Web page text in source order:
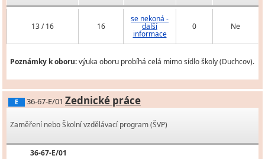
13 / 16 16
se nekoná -
další
informace
0 Ne
Poznámky k oboru:výuka oboru probíhá celá mimo sídlo školy (Duchcov).
E 36-67-E/01 Zednické práce
Zaměření nebo Školní vzdělávací program (ŠVP)
36-67-E/01